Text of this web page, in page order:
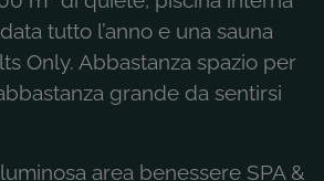
tutto l’anno e una sauna
Only. Abbastanza spazio per
grande da sentirsi
area benessere SPA &